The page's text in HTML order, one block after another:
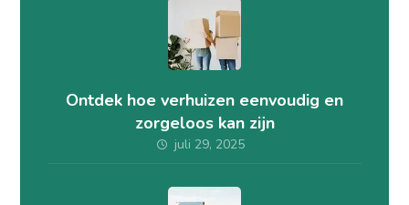
Ontdek hoe verhuizen eenvoudig en
zorgeloos kan zijn
juli 29, 2025